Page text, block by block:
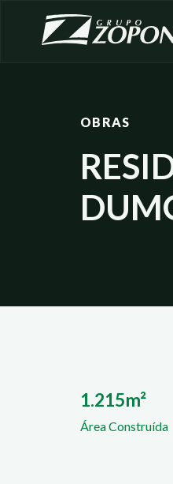
OBRAS
1.215m²
Área Construída